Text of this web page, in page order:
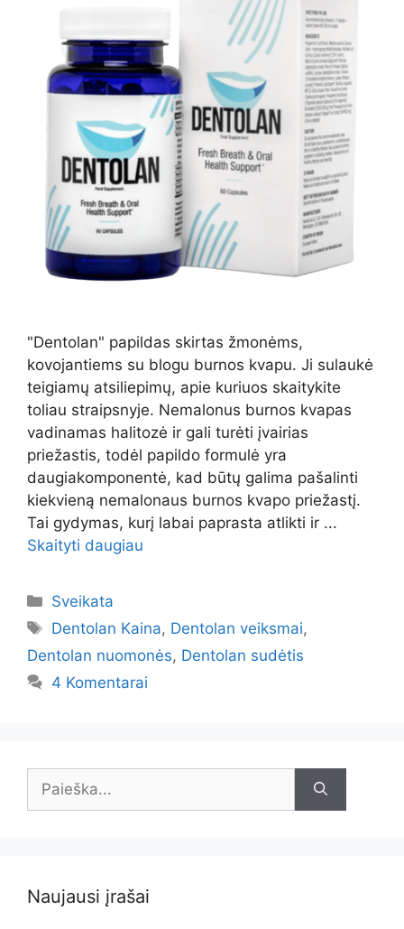
"Dentolan" papildas skirtas žmonėms,
kovojantiems su blogu burnos kvapu. Ji sulaukė
teigiamų atsiliepimų, apie kuriuos skaitykite
toliau straipsnyje. Nemalonus burnos kvapas
vadinamas halitozė ir gali turėti įvairias
priežastis, todėl papildo formulė yra
daugiakomponentė, kad būtų galima pašalinti
kiekvieną nemalonaus burnos kvapo priežastį.
Tai gydymas, kurį labai paprasta atlikti ir ...
Skaityti daugiau
Kategorijos
Sveikata
Žymos
Dentolan Kaina, Dentolan veiksmai,
Dentolan nuomonės, Dentolan sudėtis
4 Komentarai
Ieškoti:
Naujausi įrašai